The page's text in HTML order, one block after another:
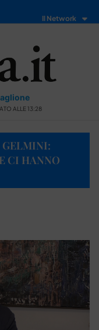
Il Network
ALLE 13:28
CI HANNO